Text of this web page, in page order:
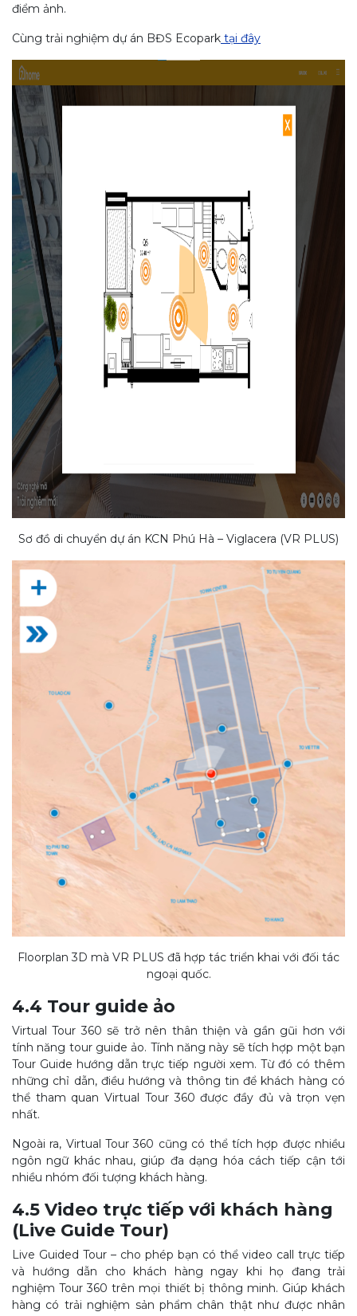
điểm ảnh.
Cùng trải nghiệm dự án BĐS Ecopark tại đây
Sơ đồ di chuyển dự án KCN Phú Hà – Viglacera (VR PLUS)
Floorplan 3D mà VR PLUS đã hợp tác triển khai với đối tác
ngoại quốc.
4.4 Tour guide ảo
Virtual Tour 360 sẽ trở nên thân thiện và gần gũi hơn với
tính năng tour guide ảo. Tính năng này sẽ tích hợp một bạn
Tour Guide hướng dẫn trực tiếp người xem. Từ đó có thêm
những chỉ dẫn, điều hướng và thông tin để khách hàng có
thể tham quan Virtual Tour 360 được đầy đủ và trọn vẹn
nhất.
Ngoài ra, Virtual Tour 360 cũng có thể tích hợp được nhiều
ngôn ngữ khác nhau, giúp đa dạng hóa cách tiếp cận tới
nhiều nhóm đối tượng khách hàng.
4.5 Video trực tiếp với khách hàng
(Live Guide Tour)
Live Guided Tour – cho phép bạn có thể video call trực tiếp
và hướng dẫn cho khách hàng ngay khi họ đang trải
nghiệm Tour 360 trên mọi thiết bị thông minh. Giúp khách
hàng có trải nghiệm sản phẩm chân thật như được nhân